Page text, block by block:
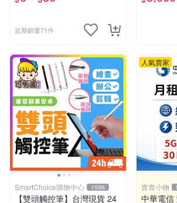
電池 4號電池 鈕扣
近期銷量71件
SmartChoice購物中心 1596
【雙頭觸控筆】台灣現貨 24
人氣賣家
賣賣小物
中華電信